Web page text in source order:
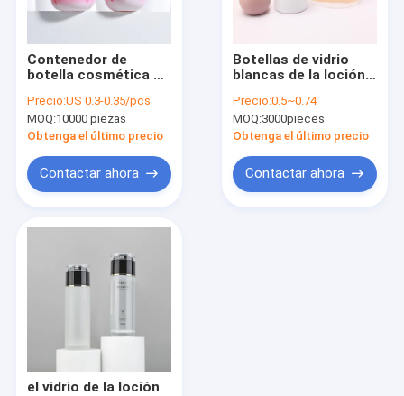
recorrido por la fábrica
Control de calidad
Noticias
Solicitar una cita
Tarros del envase de plástico
Botella de la espuma plástica
Contenedor de
botella cosmética de
bomba de venta
caliente para loción
de crema de suero
Precio:US 0.3-0.35/pcs
MOQ:10000 piezas
Obtenga el último precio
Contactar ahora
Botellas de vidrio
blancas de la loción
casquillo y la bomba
redondos
Precio:0.5~0.74
MOQ:3000pieces
Obtenga el último precio
Contactar ahora
el vidrio de la loción